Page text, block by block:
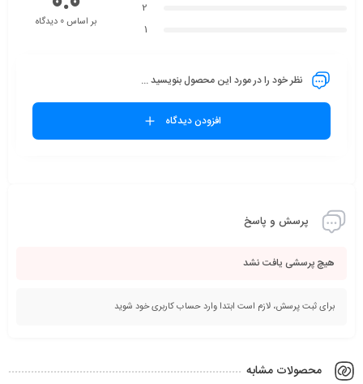
2
1
بر اساس 0 دیدگاه
نظر خود را در مورد این محصول بنویسید ...
افزودن دیدگاه
پرسش و پاسخ
هیچ پرسشی یافت نشد
برای ثبت پرسش، لازم است ابتدا وارد حساب کاربری خود شوید
محصولات مشابه